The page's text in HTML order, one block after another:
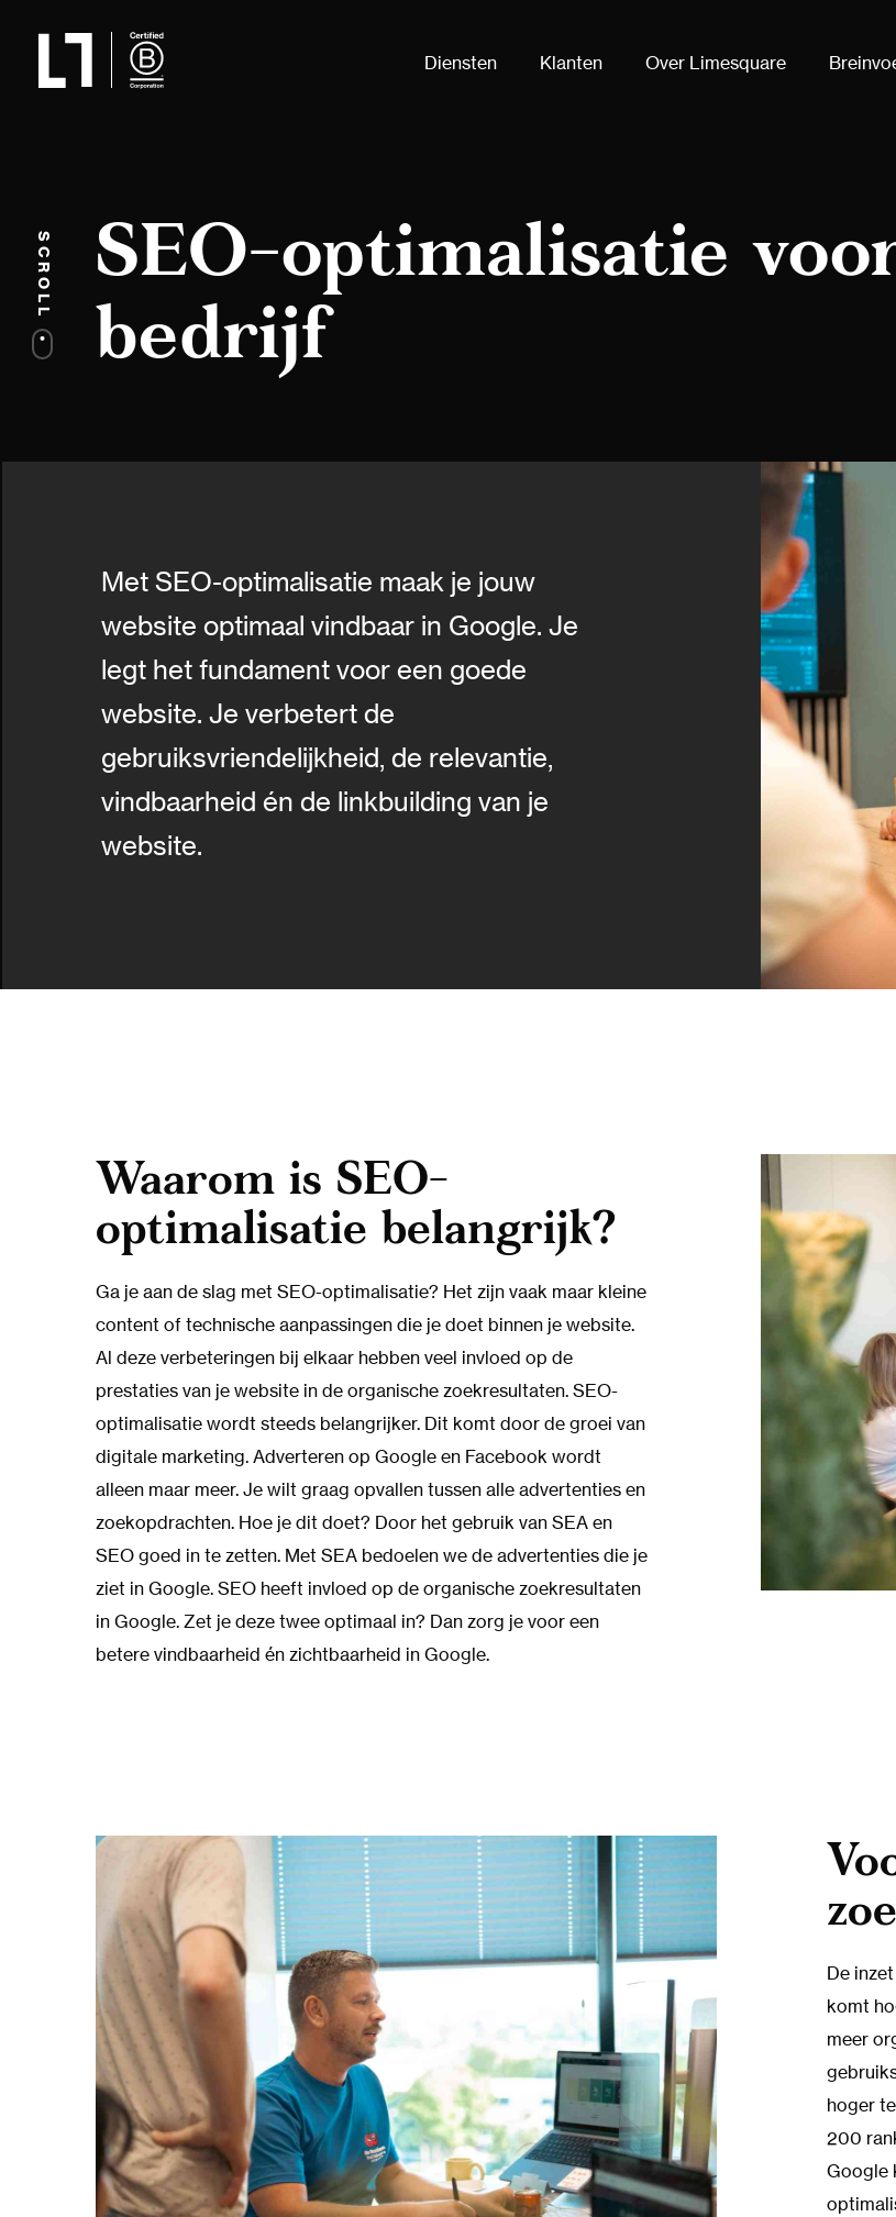
Diensten Klanten Over Limesquare
SCROLL SEO-optimalisatie
bedrijf
Met SEO-optimalisatie maak je jouw
website optimaal vindbaar in Google. Je
legt het fundament voor een goede
website. Je verbetert de
gebruiksvriendelijkheid, de relevantie,
vindbaarheid én de linkbuilding van je
website.
Waarom is SEO-
optimalisatie belangrijk?
Ga je aan de slag met SEO-optimalisatie? Het zijn vaak maar kleine
content of technische aanpassingen die je doet binnen je website.
Al deze verbeteringen bij elkaar hebben veel invloed op de
prestaties van je website in de organische zoekresultaten. SEO-
optimalisatie wordt steeds belangrijker. Dit komt door de groei van
digitale marketing. Adverteren op Google en Facebook wordt
alleen maar meer. Je wilt graag opvallen tussen alle advertenties en
zoekopdrachten. Hoe je dit doet? Door het gebruik van SEA en
SEO goed in te zetten. Met SEA bedoelen we de advertenties die je
ziet in Google. SEO heeft invloed op de organische zoekresultaten
in Google. Zet je deze twee optimaal in? Dan zorg je voor een
betere vindbaarheid én zichtbaarheid in Google.
De
komt
meer
hoger
200
Google